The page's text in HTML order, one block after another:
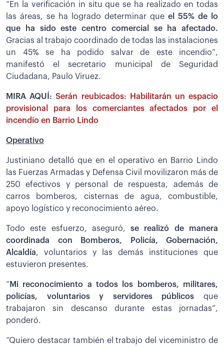
“En la verificación in situ que se ha realizado en todas
las áreas, se ha logrado determinar que el 55% de lo
que ha sido este centro comercial se ha afectado.
Gracias al trabajo coordinado de todas las instalaciones
un 45% se ha podido salvar de este incendio”,
manifestó el secretario municipal de Seguridad
Ciudadana, Paulo Viruez.
MIRA AQUÍ:Serán reubicados: Habilitarán un espacio
provisional para los comerciantes afectados por el
incendio en Barrio Lindo
Operativo
Justiniano detalló que en el operativo en Barrio Lindo
las Fuerzas Armadas y Defensa Civil movilizaron más de
250 efectivos y personal de respuesta, además de
carros bomberos, cisternas de agua, combustible,
apoyo logístico y reconocimiento aéreo.
Todo este esfuerzo, aseguró, se realizó de manera
coordinada con Bomberos, Policía, Gobernación,
Alcaldía, voluntarios y las demás instituciones que
estuvieron presentes.
“ Mi reconocimiento a todos los bomberos, militares,
policías, voluntarios y servidores públicos que
trabajaron sin descanso durante estas jornadas”,
ponderó.
“Quiero destacar también el trabajo del viceministro de